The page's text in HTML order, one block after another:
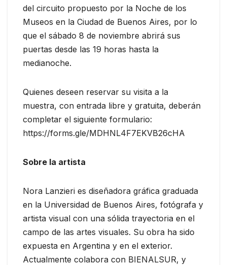
del circuito propuesto por la Noche de los
Museos en la Ciudad de Buenos Aires, por lo
que el sábado 8 de noviembre abrirá sus
puertas desde las 19 horas hasta la
medianoche.
Quienes deseen reservar su visita a la
muestra, con entrada libre y gratuita, deberán
completar el siguiente formulario:
https://forms.gle/MDHNL4F7EKVB26cHA
Sobre la artista
Nora Lanzieri es diseñadora gráfica graduada
en la Universidad de Buenos Aires, fotógrafa y
artista visual con una sólida trayectoria en el
campo de las artes visuales. Su obra ha sido
expuesta en Argentina y en el exterior.
Actualmente colabora con BIENALSUR, y